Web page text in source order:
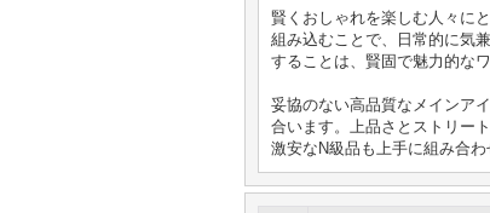
賢くおしゃれを楽しむ人々に
組み込むことで、日常的に気
することは、賢固で魅力的な
妥協のない高品質なメインア
合います。上品さとストリー
激安なN級品も上手に組み合